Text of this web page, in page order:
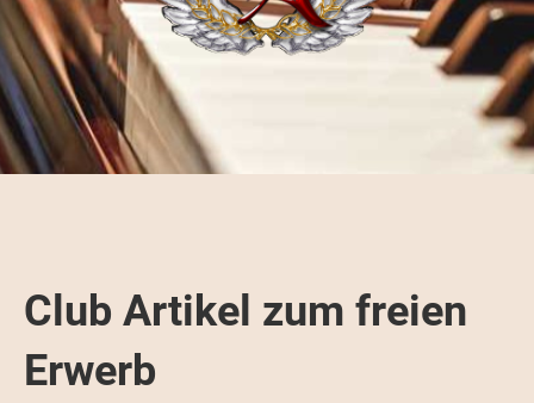
Club Artikel zum freien
Erwerb